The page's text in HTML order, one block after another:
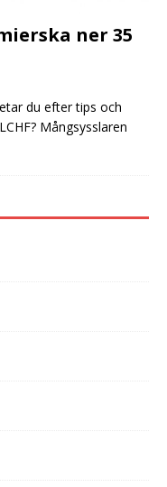
ner 35
du efter tips och
Mångsysslaren